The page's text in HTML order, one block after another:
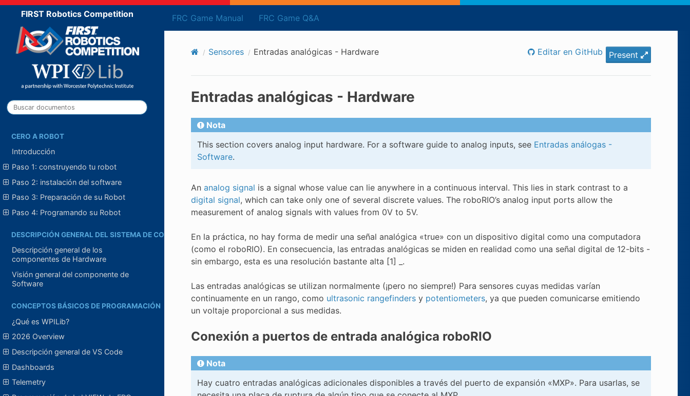
FRC Game Manual FRC Game Q&A
FIRST Robotics Competition
CERO A ROBOT
Introducción
Paso 1: construyendo tu robot
Paso 2: instalación del software
Paso 3: Preparación de su Robot
Paso 4: Programando su Robot
DESCRIPCIÓN GENERAL DEL SISTEMA DE CONTROL
Descripción general de los
componentes de Hardware
Visión general del componente de
Software
CONCEPTOS BÁSICOS DE PROGRAMACIÓN
¿Qué es WPILib?
2026 Overview
Descripción general de VS Code
Dashboards
Telemetry
Sensores Entradas analógicas - Hardware Present
Editar en GitHub
Entradas analógicas - Hardware
Nota
This section covers analog input hardware. For a software guide to analog inputs, see Entradas análogas -
Software.
An analog signal is a signal whose value can lie anywhere in a continuous interval. This lies in stark contrast to a
digital signal, which can take only one of several discrete values. The roboRIO’s analog input ports allow the
measurement of analog signals with values from 0V to 5V.
En la práctica, no hay forma de medir una señal analógica «true» con un dispositivo digital como una computadora
(como el roboRIO). En consecuencia, las entradas analógicas se miden en realidad como una señal digital de 12-bits -
sin embargo, esta es una resolución bastante alta [1] _.
Las entradas analógicas se utilizan normalmente (¡pero no siempre!) Para sensores cuyas medidas varían
continuamente en un rango, como ultrasonic rangefindersy potentiometers, ya que pueden comunicarse emitiendo
un voltaje proporcional a sus medidas.
Conexión a puertos de entrada analógica roboRIO
Nota
Hay cuatro entradas analógicas adicionales disponibles a través del puerto de expansión «MXP». Para usarlas, se